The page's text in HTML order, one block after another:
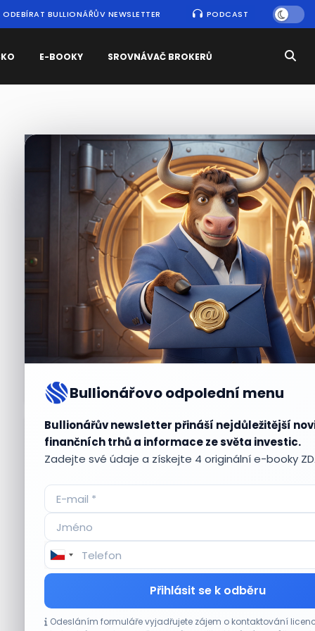
ODEBÍRAT BULLIONÁŘŮV NEWSLETTER PODCAST
E-BOOKY SROVNÁVAČ BROKERŮ
Bullionářovo odpolední menu
Bullionářův newsletter přináší nejdůležitější
finančních trhů a informace ze světa investic.
Zadejte své údaje a získejte 4 originální e-booky
Přihlásit se k odběru
Odesláním formuláře vyjadřujete zájem o kontaktování
Nejčtenějšízprávy
Aktuálnípříležitosti
Tesla míří na obrovský trh samořiditelných